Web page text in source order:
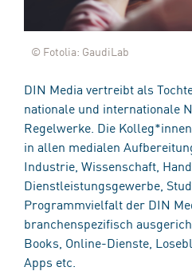
© Fotolia: GaudiLab
DIN Media vertreibt als
nationale und internationale
Regelwerke. Die
in allen medialen
Industrie, Wissenschaft,
Dienstleistungsgewerbe,
Programmvielfalt der DIN
branchenspezifisch
Books, Online-Dienste,
Apps etc.